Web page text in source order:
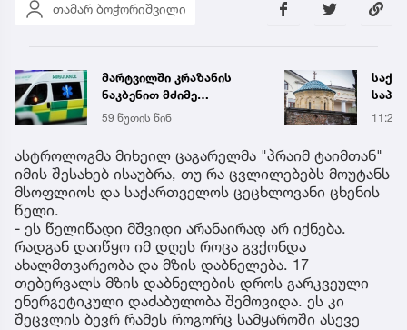
თამარ ბოჭორიშვილი
მარტვილში კრაზანის
ნაკბენით მძიმე
მდგომარეობაში მყოფი
ახალგაზრდა
გადაარჩინეს
59 წუთის წინ 11:29
ასტროლოგმა მიხეილ ცაგარელმა "პრაიმ ტაიმთან"
იმის შესახებ ისაუბრა, თუ რა ცვლილებებს მოუტანს
მსოფლიოს და საქართველოს ცეცხლოვანი ცხენის
წელი.
- ეს წელიწადი მშვიდი არანაირად არ იქნება.
რადგან დაიწყო იმ დღეს როცა გვქონდა
ახალმთვარეობა და მზის დაბნელება. 17
თებერვალს მზის დაბნელების დროს გარკვეული
ენერგეტიკული დაძაბულობა შემოვიდა. ეს კი
შეცვლის ბევრ რამეს როგორც სამყაროში ასევე